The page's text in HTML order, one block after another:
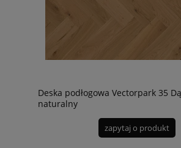
Deska podłogowa Vectorpark 35
naturalny
zapytaj o produkt